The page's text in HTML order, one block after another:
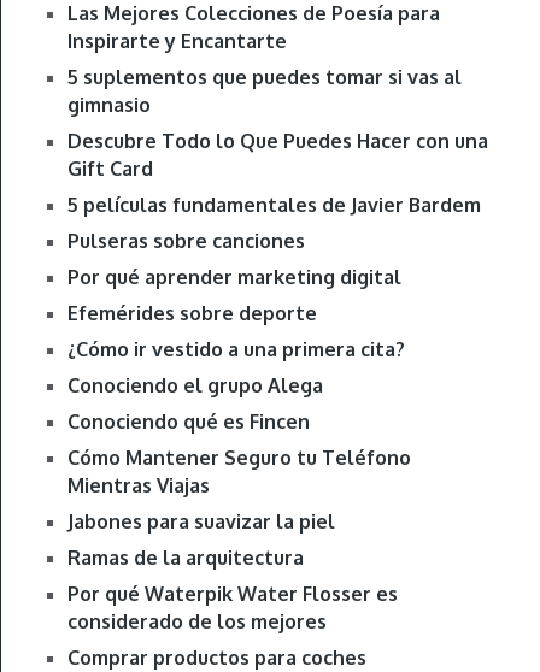
Las Mejores Colecciones de Poesía para
Inspirarte y Encantarte
5 suplementos que puedes tomar si vas al
gimnasio
Descubre Todo lo Que Puedes Hacer con una
Gift Card
5 películas fundamentales de Javier Bardem
Pulseras sobre canciones
Por qué aprender marketing digital
Efemérides sobre deporte
¿Cómo ir vestido a una primera cita?
Conociendo el grupo Alega
Conociendo qué es Fincen
Cómo Mantener Seguro tu Teléfono
Mientras Viajas
Jabones para suavizar la piel
Ramas de la arquitectura
Por qué Waterpik Water Flosser es
considerado de los mejores
Comprar productos para coches